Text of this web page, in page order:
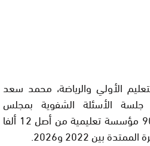
الأولي والرياضة، محمد سعد
جلسة الأسئلة الشفوية بمجلس
المستشارين، أن أكثر من 9000 مؤسسة تعليمية من أصل 12 ألفا
بين 2022 و2026.